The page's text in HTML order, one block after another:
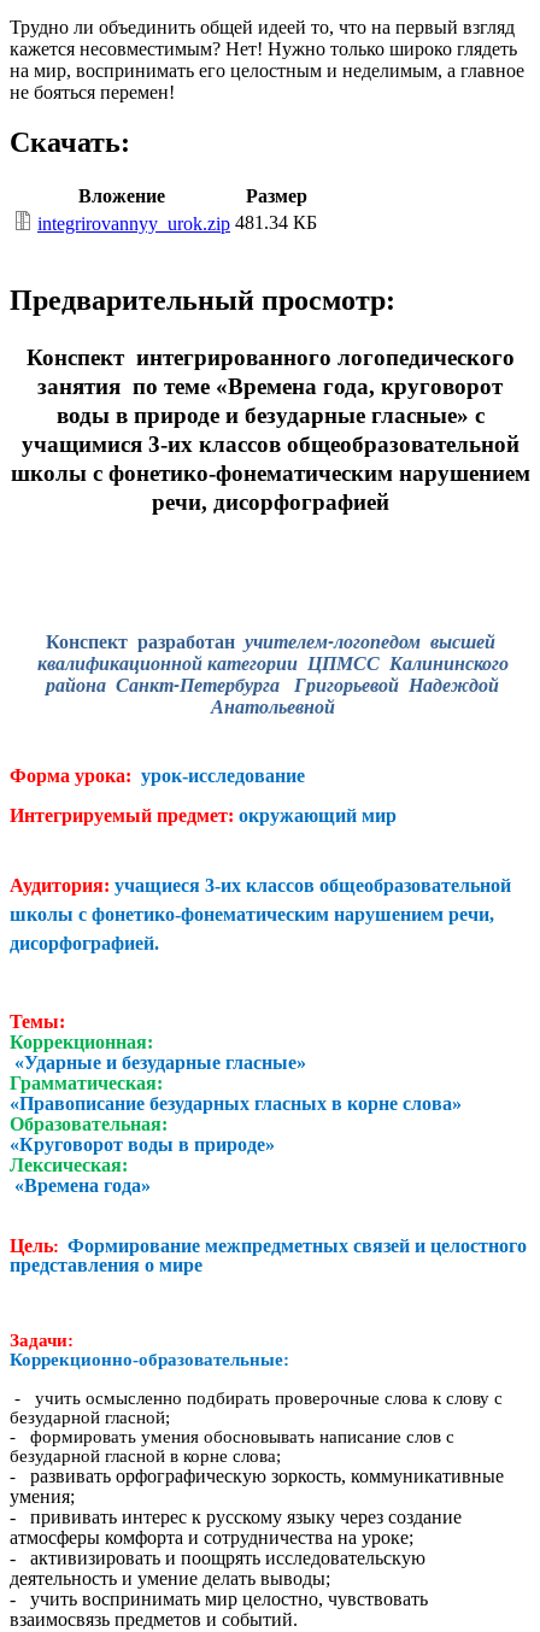
Трудно ли объединить общей идеей то, что на первый взгляд
кажется несовместимым? Нет! Нужно только широко глядеть
на мир, воспринимать его целостным и неделимым, а главное
не бояться перемен!
Скачать:
Вложение
Размер
integrirovannyy_urok.zip 481.34 КБ
Предварительный просмотр:
Конспект интегрированного логопедического
занятия по теме «Времена года, круговорот
воды в природе и безударные гласные» с
учащимися 3-их классов общеобразовательной
школы с фонетико-фонематическим нарушением
речи, дисорфографией
Конспект разработан учителем-логопедом высшей
квалификационной категории ЦПМСС Калининского
района Санкт-Петербурга Григорьевой Надеждой
Анатольевной
Форма урока: урок-исследование
Интегрируемый предмет: окружающий мир
Аудитория: учащиеся 3-их классов общеобразовательной
школы с фонетико-фонематическим нарушением речи,
дисорфографией.
Темы:
Коррекционная:
«Ударные и безударные гласные»
Грамматическая:
«Правописание безударных гласных в корне слова»
Образовательная:
«Круговорот воды в природе»
Лексическая:
«Времена года»
Цель: Формирование межпредметных связей и целостного
представления о мире
Задачи:
Коррекционно-образовательные:
- учить осмысленно подбирать проверочные слова к слову с
безударной гласной;
- формировать умения обосновывать написание слов с
безударной гласной в корне слова;
- развивать орфографическую зоркость, коммуникативные
умения;
- прививать интерес к русскому языку через создание
атмосферы комфорта и сотрудничества на уроке;
- активизировать и поощрять исследовательскую
деятельность и умение делать выводы;
- учить воспринимать мир целостно, чувствовать
взаимосвязь предметов и событий.